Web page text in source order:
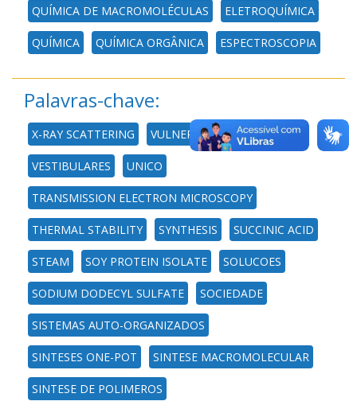
QUÍMICA DE MACROMOLÉCULAS ELETROQUÍMICA
QUÍMICA QUÍMICA ORGÂNICA ESPECTROSCOPIA
Palavras-chave:
X-RAY SCATTERING VULNERABILIDADE
VESTIBULARES UNICO
TRANSMISSION ELECTRON MICROSCOPY
THERMAL STABILITY SYNTHESIS SUCCINIC ACID
STEAM SOY PROTEIN ISOLATE SOLUCOES
SODIUM DODECYL SULFATE SOCIEDADE
SISTEMAS AUTO-ORGANIZADOS
SINTESES ONE-POT SINTESE MACROMOLECULAR
SINTESE DE POLIMEROS